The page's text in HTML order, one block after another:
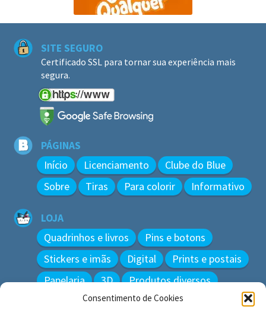
Consentimento de Cookies
SITE SEGURO
Certificado SSL para tornar sua experiência mais
segura.
PÁGINAS
Início Licenciamento
Clube do Blue
Sobre
Tiras Para colorir Informativo
LOJA
Quadrinhos e livros
Pins e botons
Stickers e imãs
Digital
Prints e postais
Papelaria
3D Produtos diversos